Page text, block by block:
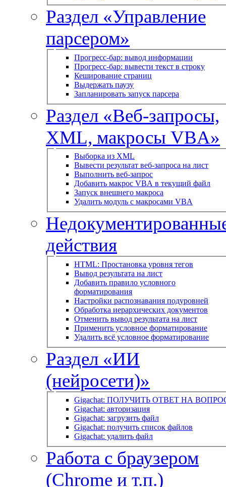
Раздел «Управление
парсером»
Прогресс-бар: вывод информации
Прогресс-бар: вывести текст в строку
Кеширование страниц
Выдержать паузу
Запланировать запуск парсера
Раздел «Веб-запросы,
XML, макросы VBA»
Выборка из XML
Вывести результат веб-запроса на лист
Выполнить веб-запрос
Добавить макрос VBA в текущий файл
Запуск внешнего макроса
Удалить модуль с макросами VBA
действия
HTML: Простановка уровня тегов
Вывод результата на лист
Добавить правило условного
форматирования
Настройки распознавания подуровней
Обработка иерархических документов
Отменить вывод результата на лист
Применить условное форматирование
Удалить всё условное форматирование
Раздел «ИИ
(нейросети)»
Gigachat: ПОЛУЧИТЬ ОТВЕТ НА
Gigachat: авторизация
Gigachat: загрузить файл
Gigachat: получить список файлов
Gigachat: удалить файл
Работа с браузером
(Chrome и т.п.)